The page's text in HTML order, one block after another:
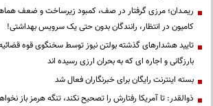
کامیون در انتظار، رانندگان بدون حتی یک سرویس بهداشتی!
تایید هشدارهای گذشته بولتن نیوز توسط سخنگوی قوه
بارزگانی و اجاره ای که به بحران ارزی رسیده اند
بسته اینترنت رایگان برای خبرنگاران فعال شد
ذوالقدر: تا آمریکا رفتارش را تصحیح نکند، تنگه هرمز باز